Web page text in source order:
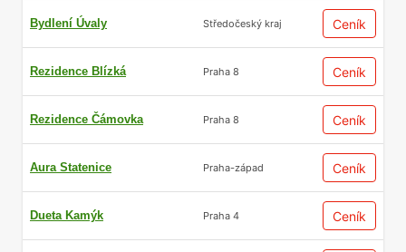
Bydlení Úvaly Středočeský kraj Ceník
Rezidence Blízká Praha 8 Ceník
Rezidence Čámovka Praha 8 Ceník
Aura Statenice Praha-západ Ceník
Dueta Kamýk Praha 4 Ceník